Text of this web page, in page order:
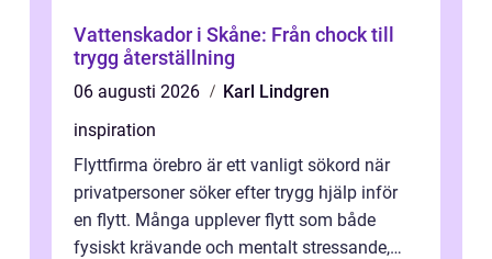
Vattenskador i Skåne: Från chock till
trygg återställning
06 augusti 2026
Karl Lindgren
inspiration
Flyttfirma örebro är ett vanligt sökord när
privatpersoner söker efter trygg hjälp inför
en flytt. Många upplever flytt som både
fysiskt krävande och mentalt stressande,